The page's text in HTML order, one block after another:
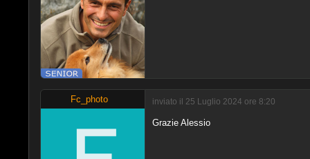
Fc_photo inviato il 25 Luglio 2024 ore 8:20
Grazie Alessio